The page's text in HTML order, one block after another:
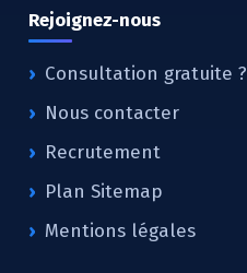
Rejoignez-nous
Consultation gratuite ?
Nous contacter
Recrutement
Plan Sitemap
Mentions légales